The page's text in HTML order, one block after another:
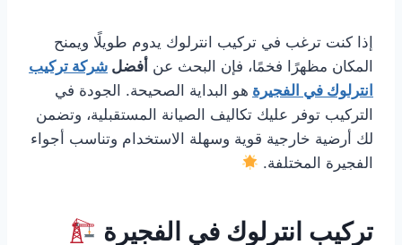
إذا كنت ترغب في تركيب انترلوك يدوم طويلًا ويمنح
المكان مظهرًا فخمًا، فإن البحث عن أفضل شركة تركيب
انترلوك في الفجيرة هو البداية الصحيحة. الجودة في
التركيب توفر عليك تكاليف الصيانة المستقبلية، وتضمن
لك أرضية خارجية قوية وسهلة الاستخدام وتناسب أجواء
الفجيرة المختلفة.
تركيب انترلوك في الفجيرة